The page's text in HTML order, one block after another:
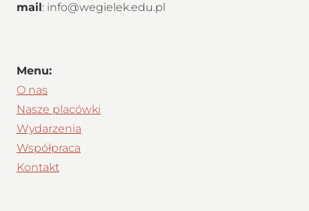
mail: info@wegielek.edu.pl
Menu:
O nas
Nasze placówki
Wydarzenia
Współpraca
Kontakt